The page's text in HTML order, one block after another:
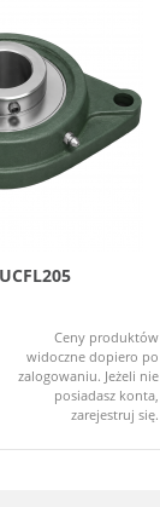
Ceny produktów
widoczne dopiero po
zalogowaniu. Jeżeli nie
posiadasz konta,
zarejestruj się.